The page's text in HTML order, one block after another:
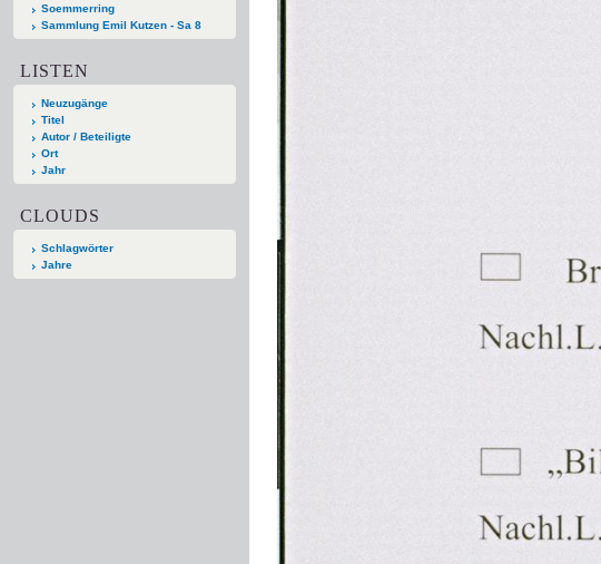
Soemmerring
Sammlung Emil Kutzen - Sa 8
LISTEN
Neuzugänge
Titel
Autor / Beteiligte
Ort
Jahr
CLOUDS
Schlagwörter
Jahre